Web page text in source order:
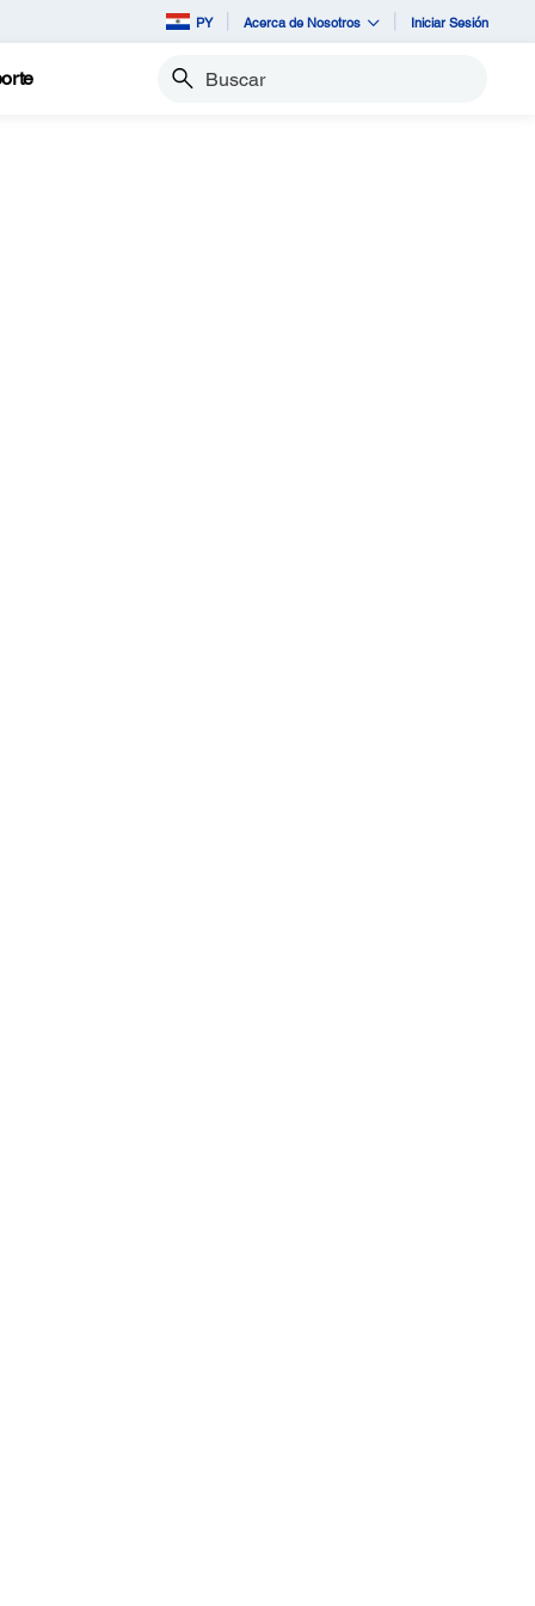
PY Acerca de Nosotros Iniciar Sesión
Buscar